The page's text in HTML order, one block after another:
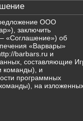
ООО
заключить
«Соглашение») об
«Варвары»
barbars.ru и
составляющие
команды), и
программных
на